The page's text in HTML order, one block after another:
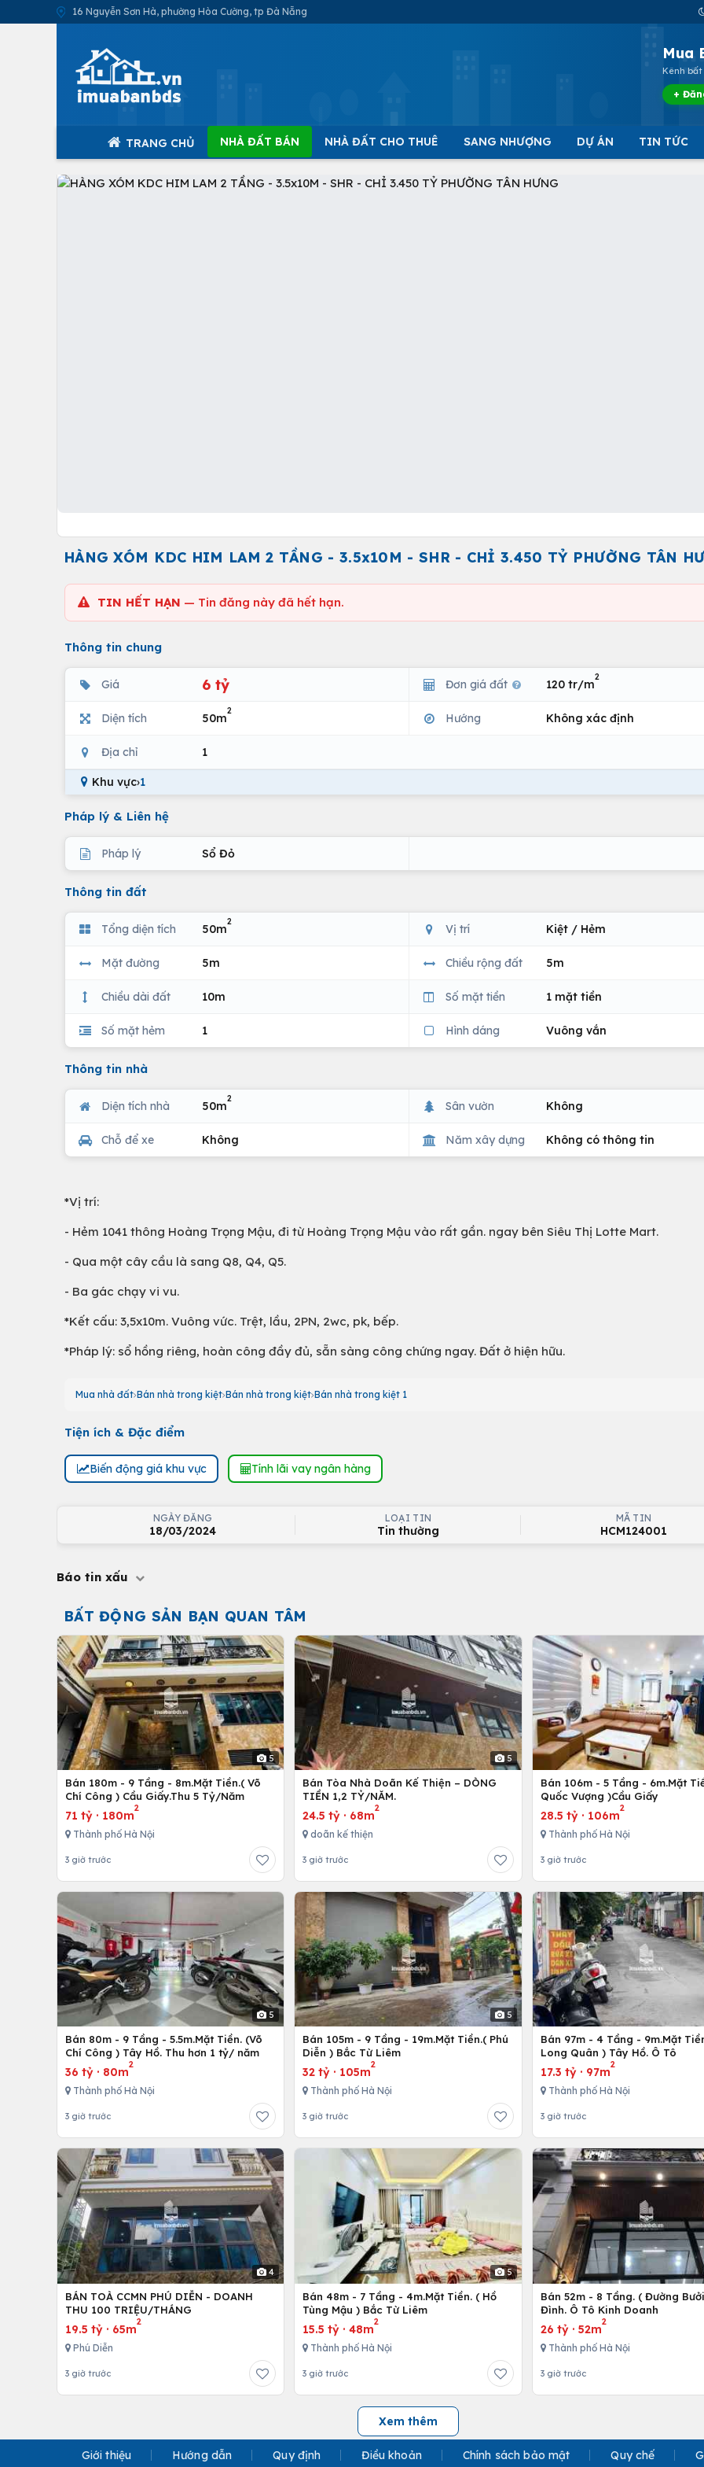
16 Nguyễn Sơn Hà, phường Hòa Cường, tp Đà Nẵng
Mua
Kênh
+
TRANG CHỦ NHÀ ĐẤT BÁN NHÀ ĐẤT CHO THUÊ SANG NHƯỢNG DỰ ÁN TIN TỨC
HÀNG XÓM KDC HIM LAM 2 TẦNG - 3.5x10M - SHR - CHỈ 3.450 TỶ PHƯỜNG TÂN
TIN HẾT HẠN — Tin đăng này đã hết hạn.
Thông tin chung
Giá 6 tỷ Đơn giá đất 120 tr/m
2
Diện tích 50m
2
Hướng Không xác định
Địa chỉ 1
Khu vực›1
Pháp lý & Liên hệ
Pháp lý Sổ Đỏ
Thông tin đất
Tổng diện tích 50m
2
Vị trí Kiệt / Hẻm
Mặt đường 5m Chiều rộng đất 5m
Chiều dài đất 10m Số mặt tiền 1 mặt tiền
Số mặt hẻm 1 Hình dáng Vuông vắn
Thông tin nhà
Diện tích nhà 50m
2
Sân vườn Không
Chỗ để xe Không Năm xây dựng Không có thông tin
*Vị trí:
- Hẻm 1041 thông Hoàng Trọng Mậu, đi từ Hoàng Trọng Mậu vào rất gần. ngay bên Siêu Thị Lotte Mart.
- Qua một cây cầu là sang Q8, Q4, Q5.
- Ba gác chạy vi vu.
*Kết cấu: 3,5x10m. Vuông vức. Trệt, lầu, 2PN, 2wc, pk, bếp.
*Pháp lý: sổ hồng riêng, hoàn công đầy đủ, sẵn sàng công chứng ngay. Đất ở hiện hữu.
Mua nhà đất Bán nhà trong kiệt Bán nhà trong kiệt Bán nhà trong kiệt 1
Tiện ích & Đặc điểm
Biến động giá khu vực Tính lãi vay ngân hàng
NGÀY ĐĂNG
18/03/2024
LOẠI TIN
Tin thường
MÃ TIN
HCM124001
Báo tin xấu
BẤT ĐỘNG SẢN BẠN QUAN TÂM
5
Bán 180m - 9 Tầng - 8m.Mặt Tiền.( Võ
Chí Công ) Cầu Giấy.Thu 5 Tỷ/Năm
71 tỷ · 180m
2
Thành phố Hà Nội
3 giờ trước
5
Bán Tòa Nhà Doãn Kế Thiện – DÒNG
TIỀN 1,2 TỶ/NĂM.
24.5 tỷ · 68m
2
doãn kế thiện
3 giờ trước
Bán 106m - 5 Tầng - 6m.Mặt
Quốc Vượng )Cầu Giấy
28.5 tỷ· 106m
2
Thành phố Hà Nội
3 giờ trước
5
Bán 80m - 9 Tầng - 5.5m.Mặt Tiền. (Võ
Chí Công ) Tây Hồ. Thu hơn 1 tỷ/ năm
36 tỷ · 80m
2
Thành phố Hà Nội
3 giờ trước
5
Bán 105m - 9 Tầng - 19m.Mặt Tiền.( Phú
Diễn ) Bắc Từ Liêm
32 tỷ · 105m
2
Thành phố Hà Nội
3 giờ trước
Bán 97m - 4 Tầng - 9m.Mặt
Long Quân ) Tây Hồ. Ô Tô
17.3 tỷ· 97m
2
Thành phố Hà Nội
3 giờ trước
4
BÁN TOÀ CCMN PHÚ DIỄN - DOANH
THU 100 TRIỆU/THÁNG
19.5 tỷ · 65m
2
Phú Diễn
3 giờ trước
5
Bán 48m - 7 Tầng - 4m.Mặt Tiền. ( Hồ
Tùng Mậu ) Bắc Từ Liêm
15.5 tỷ ·48m
2
Thành phố Hà Nội
3 giờ trước
Bán 52m - 8 Tầng. ( Đường
Đình. Ô Tô Kinh Doanh
26 tỷ· 52m
2
Thành phố Hà Nội
3 giờ trước
Xem thêm
Giới thiệu Hướng dẫn Quy định Điều khoản Chính sách bảo mật Quy chế